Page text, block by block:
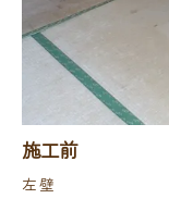
施工前
左壁